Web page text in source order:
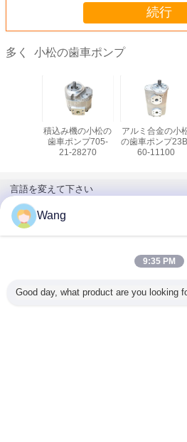
続行
多く 小松の歯車ポンプ
積込み機の小松の
歯車ポンプ705-
21-28270
アルミ合金の小
の歯車ポンプ
60-11100
言語を変えて下さい
Japanese
デスクトップの
Wang
9:35 PM
Good day, what product are you looking